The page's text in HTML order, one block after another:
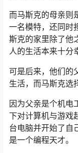
而马斯克的母亲则
一名模特，还同时
斯克的家里除了他
人的生活本来十分
可是后来，他们的
生活，而马斯克选
因为父亲是个机电
下对计算机与游戏
台电脑并开始了自
是一个编程天才。